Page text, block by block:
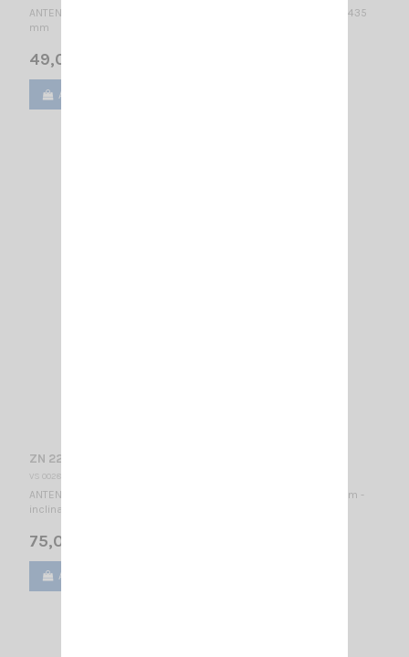
ANTENNE MOBILE 139.3…175 MHz réglable / Montage PL / 5/8λ / 1435
mm
49,00 €
Ajouter au panier
ZN 22 C MONOBAND 145 HI-GAIN SIRIO
VS 002835
ANTENNE MOBILE 143...147 MHz / Montage PL / 2 x 5/8 λ/ 2430 mm -
inclinable 90° - - pas de réglage nécessaire -
75,00 €
Ajouter au panier